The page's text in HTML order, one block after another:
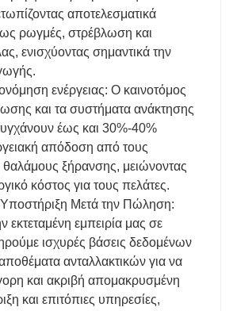
αποτελεσματικά
ρωγμές, στρέβλωση και
ενισχύοντας σημαντικά την
ενέργειας: Ο καινοτόμος
και τα συστήματα ανάκτησης
έως και 30%-40%
απόδοση από τους
ξήρανσης, μειώνοντας
κόστος για τους πελάτες.
Μετά την Πώληση:
εκτεταμένη εμπειρία μας σε
ισχυρές βάσεις δεδομένων
ανταλλακτικών για να
και ακριβή απομακρυσμένη
και επιτόπιες υπηρεσίες,